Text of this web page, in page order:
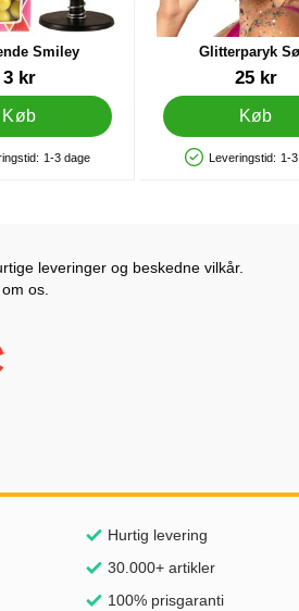
Smiley
3 kr
Køb
På lager
1-3 dage
Glitterparyk
25 kr
Køb
Leveringstid: 1-
leveringer og beskedne vilkår.
os.
4.7 Stjerne
Hurtig levering
30.000+ artikler
100% prisgaranti